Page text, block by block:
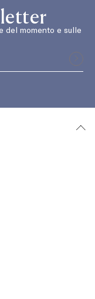
del momento e sulle